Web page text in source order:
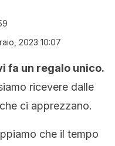
2023 10:07
fa un regalo unico.
ricevere dalle
ci apprezzano.
che il tempo